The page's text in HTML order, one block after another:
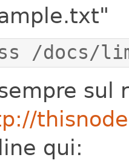
/docs/
sul
qui: